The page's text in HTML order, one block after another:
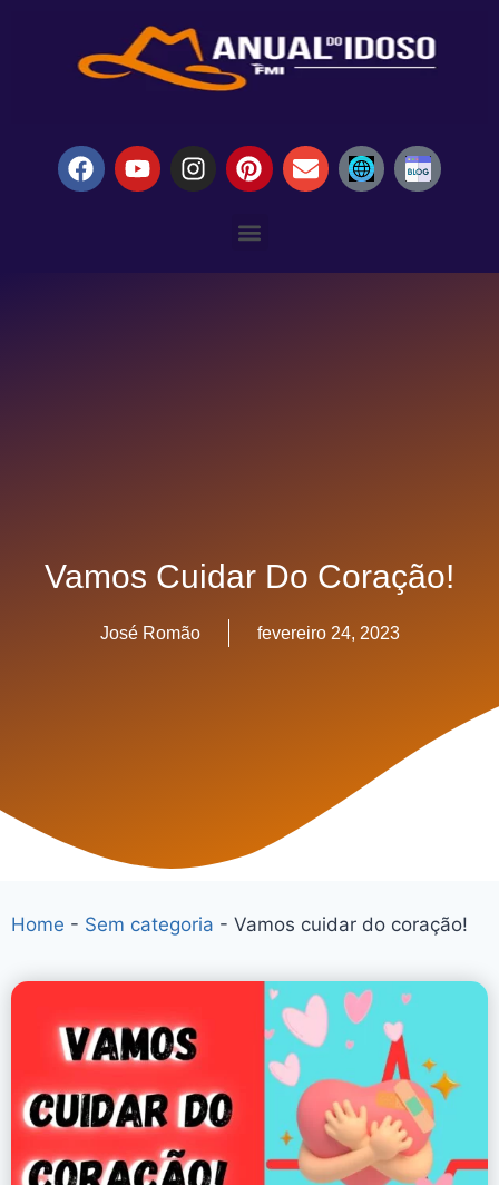
Vamos Cuidar Do Coração!
José Romão fevereiro 24, 2023
Home - Sem categoria - Vamos cuidar do coração!